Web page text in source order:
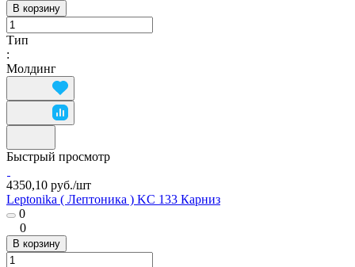
В корзину
Тип
:
Молдинг
Быстрый просмотр
4350,10 руб./шт
Leptonika ( Лептоника ) KC 133 Карниз
0
0
В корзину